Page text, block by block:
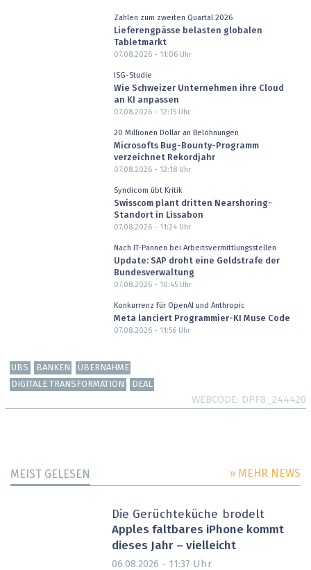
Zahlen zum zweiten Quartal 2026
Lieferengpässe belasten globalen
Tabletmarkt
07.08.2026 - 11:06Uhr
ISG-Studie
Wie Schweizer Unternehmen ihre Cloud
an KI anpassen
07.08.2026 - 12:15Uhr
20 Millionen Dollar an Belohnungen
Microsofts Bug-Bounty-Programm
verzeichnet Rekordjahr
07.08.2026 - 12:18Uhr
Syndicom übt Kritik
Swisscom plant dritten Nearshoring-
Standort in Lissabon
07.08.2026 - 11:24Uhr
Nach IT-Pannen bei Arbeitsvermittlungsstellen
Update: SAP droht eine Geldstrafe der
Bundesverwaltung
07.08.2026 - 10:45Uhr
Konkurrenz für OpenAI und Anthropic
Meta lanciert Programmier-KI Muse Code
07.08.2026 - 11:56Uhr
UBS BANKEN
ÜBERNAHME
DIGITALE TRANSFORMATION
DEAL
WEBCODE DPF8_244420
MEIST GELESEN » MEHR NEWS
Die Gerüchteküche brodelt
Apples faltbares iPhone kommt
dieses Jahr – vielleicht
06.08.2026 - 11:37 Uhr